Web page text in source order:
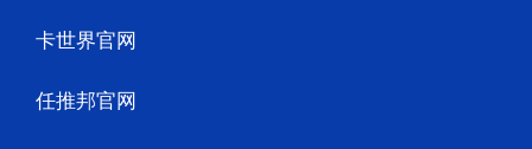
卡世界官网
任推邦官网